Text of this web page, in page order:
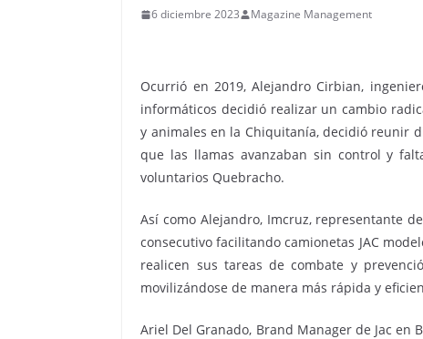
6 diciembre 2023 Magazine Management
Ocurrió en 2019, Alejandro Cirbian,
informáticos decidió realizar un cambio
y animales en la Chiquitanía, decidió reunir
que las llamas avanzaban sin control y
voluntarios Quebracho.
Así como Alejandro, Imcruz, representante
consecutivo facilitando camionetas JAC
realicen sus tareas de combate y
movilizándose de manera más rápida y
Ariel Del Granado, Brand Manager de Jac